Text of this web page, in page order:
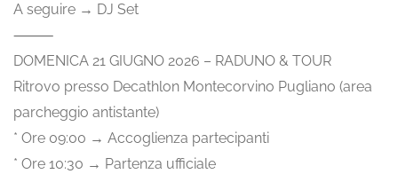
A seguire → DJ Set
⸻
DOMENICA 21 GIUGNO 2026 – RADUNO & TOUR
Ritrovo presso Decathlon Montecorvino Pugliano (area
parcheggio antistante)
* Ore 09:00 → Accoglienza partecipanti
* Ore 10:30 → Partenza ufficiale